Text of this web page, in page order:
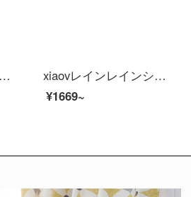
小米生态防卫犯カメラシovインテリングで赤外线を操作して夜间视ビオカメオを强化しました。
xiaovレインレインシップシステムシステムシステムシステムシステムシステム1080 p xiaovアビオ防水雲台版ペット監視犯カメレオン家ap wa yares控1080 p xiaovアビオカメオPro+64 Gメモポリド
¥1669~